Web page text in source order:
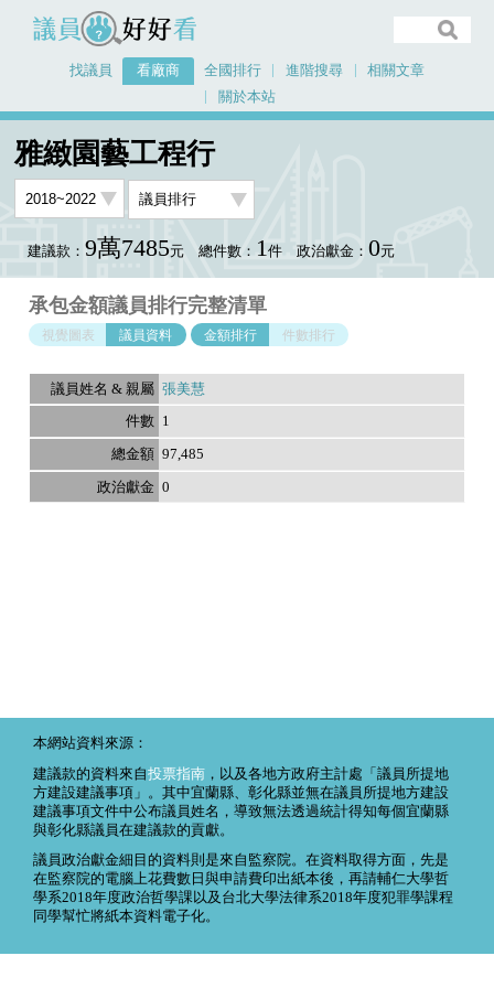
議員好好看
找議員 看廠商 全國排行 進階搜尋
相關文章
關於本站
雅緻園藝工程行
建議款： 9萬7485元 總件數： 1件 政治獻金： 0元
承包金額議員排行完整清單
視覺圖表 議員資料 金額排行 件數排行
張美慧
1
97,485
0
本網站資料來源：
建議款的資料來自投票指南 ，以及各地方政府主計處「議員所提地
方建設建議事項」。其中宜蘭縣、彰化縣並無在議員所提地方建設
建議事項文件中公布議員姓名，導致無法透過統計得知每個宜蘭縣
與彰化縣議員在建議款的貢獻。
議員政治獻金細目的資料則是來自監察院。在資料取得方面，先是
在監察院的電腦上花費數日與申請費印出紙本後，再請輔仁大學哲
學系2018年度政治哲學課以及台北大學法律系2018年度犯罪學課程
同學幫忙將紙本資料電子化。